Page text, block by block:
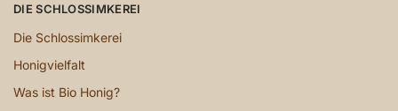
DIE SCHLOSSIMKEREI
Die Schlossimkerei
Honigvielfalt
Was ist Bio Honig?